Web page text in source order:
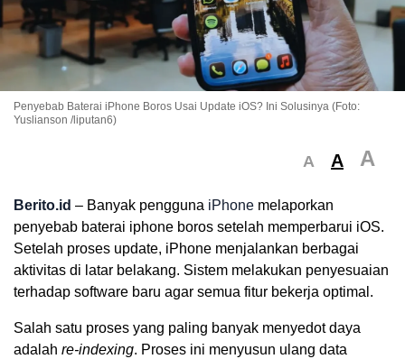
Penyebab Baterai iPhone Boros Usai Update iOS? Ini Solusinya (Foto:
Yuslianson /liputan6)
A A A
Berito.id – Banyak pengguna iPhone melaporkan
penyebab baterai iphone boros setelah memperbarui iOS.
Setelah proses update, iPhone menjalankan berbagai
aktivitas di latar belakang. Sistem melakukan penyesuaian
terhadap software baru agar semua fitur bekerja optimal.
Salah satu proses yang paling banyak menyedot daya
adalah re-indexing. Proses ini menyusun ulang data